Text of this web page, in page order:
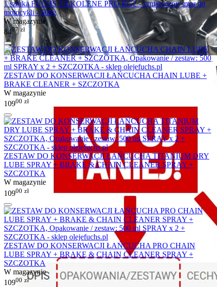
1 sztuka FUCHS SILKOLENE PRO RG2 - syntetyczny smar do
motocykli - 500g
W magazynie
8497 zł
ZESTAW DO KONSERWACJI ŁAŃCUCHA CHAIN LUBE +
BRAKE CLEANER + SZCZOTKA
W magazynie
10900 zł
ZESTAW DO KONSERWACJI ŁAŃCUCHA TITANIUM DRY
LUBE SPRAY + BRAKE & CHAIN CLEANER SPRAY +
SZCZOTKA
W magazynie
10900 zł
ZESTAW DO KONSERWACJI ŁAŃCUCHA PRO CHAIN
LUBE SPRAY + BRAKE & CHAIN CLEANER SPRAY +
SZCZOTKA
W magazynie
10900 zł